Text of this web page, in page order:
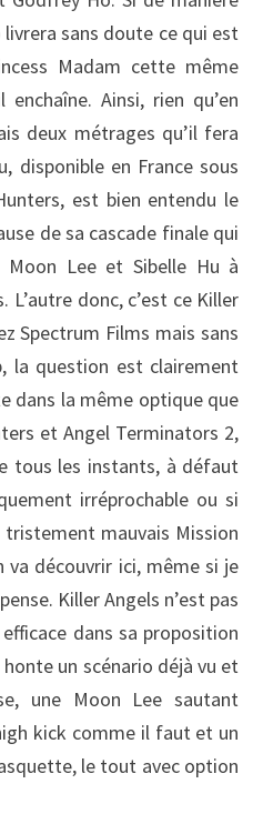
sans doute ce qui est
Madam cette même
Ainsi, rien qu’en
deux métrages qu’il fera
disponible en France sous
est bien entendu le
de sa cascade finale qui
Lee et Sibelle Hu à
L’autre donc, c’est ce Killer
Spectrum Films mais sans
la question est clairement
dans la même optique que
et Angel Terminators 2,
tous les instants, à défaut
irréprochable ou si
tristement mauvais Mission
va découvrir ici, même si je
Killer Angels n’est pas
dans sa proposition
un scénario déjà vu et
une Moon Lee sautant
kick comme il faut et un
le tout avec option